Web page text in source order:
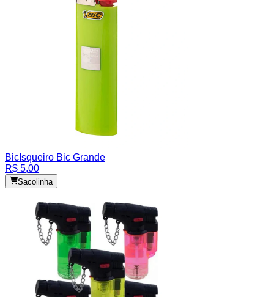
Bic Isqueiro Bic Grande
R$ 5,00
Sacolinha